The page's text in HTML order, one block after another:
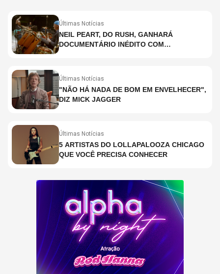
Últimas Notícias
NEIL PEART, DO RUSH, GANHARÁ
DOCUMENTÁRIO INÉDITO COM
Últimas Notícias
"NÃO HÁ NADA DE BOM EM ENVELHECER",
DIZ MICK JAGGER
Últimas Notícias
5 ARTISTAS DO LOLLAPALOOZA CHICAGO
QUE VOCÊ PRECISA CONHECER